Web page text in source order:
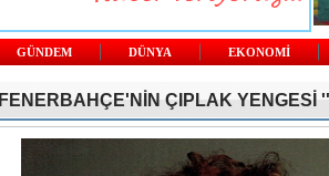
GÜNDEM DÜNYA EKONOMİ
FENERBAHÇE'NİN ÇIPLAK YENGESİ